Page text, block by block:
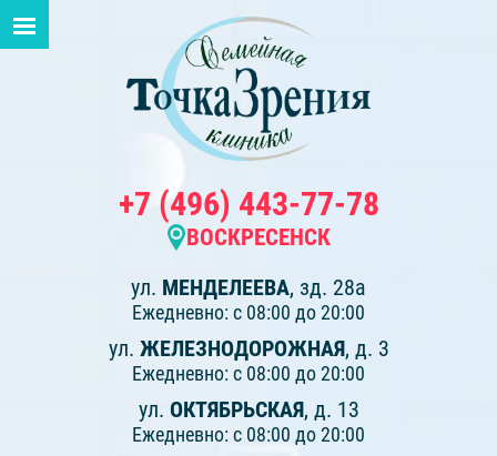
+7 (496) 443-77-78
ВОСКРЕСЕНСК
ул. МЕНДЕЛЕЕВА, зд. 28а
Ежедневно: с 08:00 до 20:00
ул. ЖЕЛЕЗНОДОРОЖНАЯ, д. 3
Ежедневно: с 08:00 до 20:00
ул. ОКТЯБРЬСКАЯ, д. 13
Ежедневно: с 08:00 до 20:00